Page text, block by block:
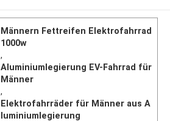
Männern Fettreifen Elektrofahrrad
1000w
,
Aluminiumlegierung EV-Fahrrad für
Männer
,
Elektrofahrräder für Männer aus A
luminiumlegierung